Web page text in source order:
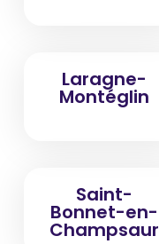
Laragne-
Montéglin
Saint-
Bonnet-en-
Champsaur